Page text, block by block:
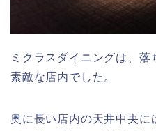
ミクラスダイニングは、落
素敵な店内でした。
奥に長い店内の天井中央に